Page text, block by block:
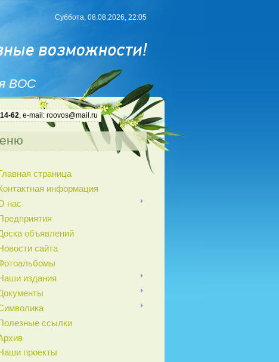
ВОС
Суббота, 08.08.2026, 22:05
62, e-mail: roovos@mail.ru
страница
информация
нас
объявлений
сайта
издания
ссылки
проекты